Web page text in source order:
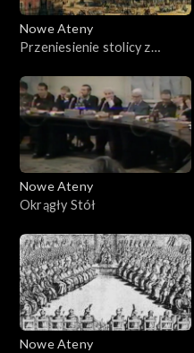
Nowe Ateny
Przeniesienie stolicy z
Nowe Ateny
Okrągły Stół
Nowe Ateny